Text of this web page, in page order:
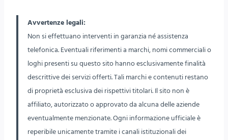
Avvertenze legali:
Non si effettuano interventi in garanzia né assistenza
telefonica. Eventuali riferimenti a marchi, nomi commerciali o
loghi presenti su questo sito hanno esclusivamente finalità
descrittive dei servizi offerti. Tali marchi e contenuti restano
di proprietà esclusiva dei rispettivi titolari. Il sito non è
affiliato, autorizzato o approvato da alcuna delle aziende
eventualmente menzionate. Ogni informazione ufficiale è
reperibile unicamente tramite i canali istituzionali dei